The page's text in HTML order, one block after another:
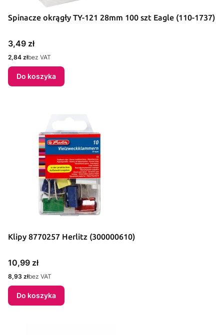
Spinacze okrągły TY-121 28mm 100 szt Eagle (110-1737)
Cena
3,49 zł
Cena
2,84 złbez VAT
Do koszyka
Klipy 8770257 Herlitz (300000610)
Cena
10,99 zł
Cena
8,93 złbez VAT
Do koszyka